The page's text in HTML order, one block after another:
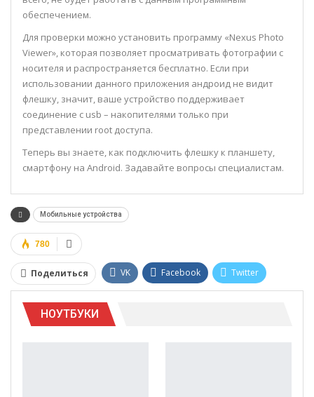
обеспечением.
Для проверки можно установить программу «Nexus Photo
Viewer», которая позволяет просматривать фотографии с
носителя и распространяется бесплатно. Если при
использовании данного приложения андроид не видит
флешку, значит, ваше устройство поддерживает
соединение с usb – накопителями только при
представлении root доступа.
Теперь вы знаете, как подключить флешку к планшету,
смартфону на Android. Задавайте вопросы специалистам.
Мобильные устройства
780
Поделиться VK Facebook Twitter
Telegram Viber
НОУТБУКИ